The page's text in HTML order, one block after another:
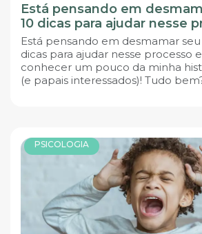
Está pensando em
10 dicas para ajudar nesse
Está pensando em desmamar seu
dicas para ajudar nesse processo
conhecer um pouco da minha
(e papais interessados)! Tudo
PSICOLOGIA